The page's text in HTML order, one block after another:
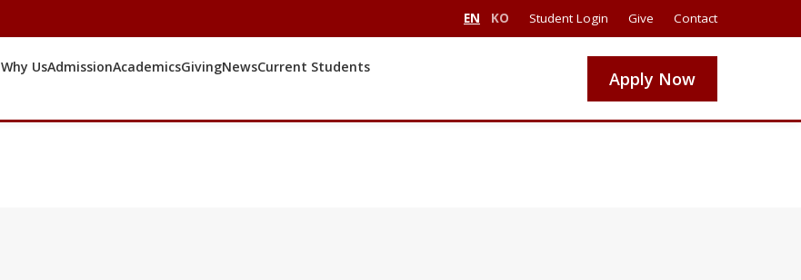
EN KO Student Login Give Contact
Why UsAdmissionAcademicsGivingNewsCurrent Students
Apply Now